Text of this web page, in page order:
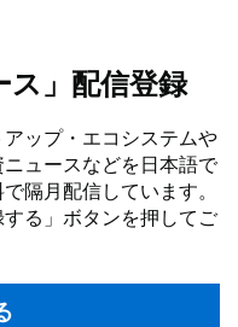
ス」配信登録
ップ・エコシステムや
ュースなどを日本語で
隔月配信しています。
る」ボタンを押してご